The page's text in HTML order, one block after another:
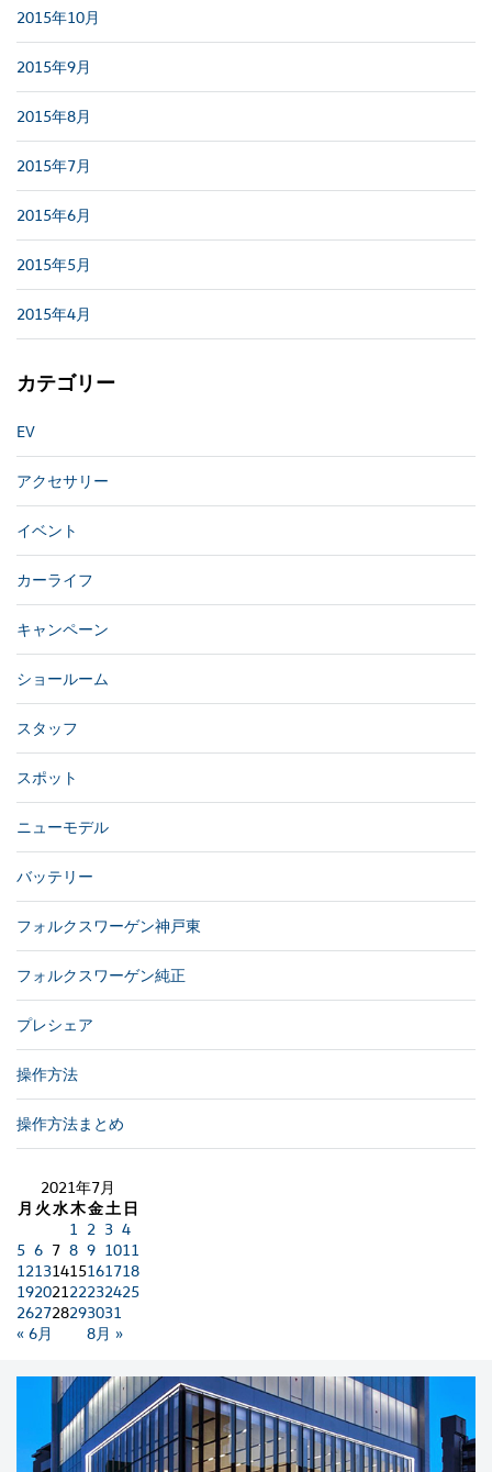
2015年10月
2015年9月
2015年8月
2015年7月
2015年6月
2015年5月
2015年4月
カテゴリー
EV
アクセサリー
イベント
カーライフ
キャンペーン
ショールーム
スタッフ
スポット
ニューモデル
バッテリー
フォルクスワーゲン神戸東
フォルクスワーゲン純正
プレシェア
操作方法
操作方法まとめ
2021年7月
月 火水木金土 日
« 6月 8月 »
1 2 3 4
5 6 7 8 9 1011
12131415161718
19202122232425
262728293031